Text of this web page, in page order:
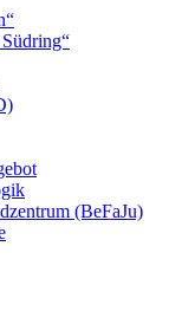
(BeFaJu)